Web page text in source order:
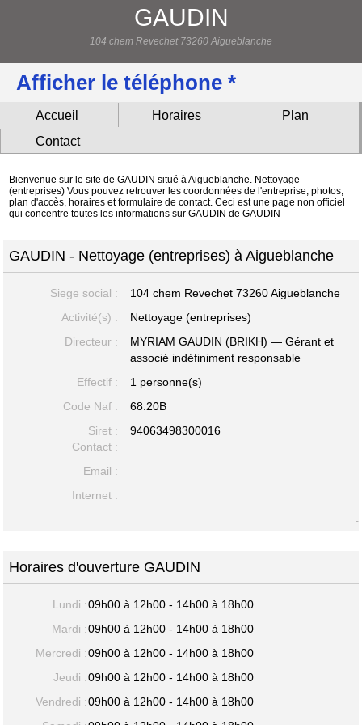
GAUDIN
104 chem Revechet 73260 Aigueblanche
Afficher le téléphone *
Accueil Horaires
Plan
Contact
Bienvenue sur le site de GAUDIN situé à Aigueblanche. Nettoyage
(entreprises) Vous pouvez retrouver les coordonnées de l'entreprise, photos,
plan d'accès, horaires et formulaire de contact. Ceci est une page non officiel
qui concentre toutes les informations sur GAUDIN de GAUDIN
GAUDIN - Nettoyage (entreprises) à Aigueblanche
Siege social : 104 chem Revechet73260 Aigueblanche
Activité(s) :
Nettoyage (entreprises)
Directeur :
MYRIAM GAUDIN (BRIKH) — Gérant et
associé indéfiniment responsable
Effectif :
1 personne(s)
Code Naf :
68.20B
Siret :
94063498300016
Contact :
Email :
Internet :
-
Horaires d'ouverture GAUDIN
Lundi :09h00 à 12h00 - 14h00 à 18h00
Mardi :09h00 à 12h00 - 14h00 à 18h00
Mercredi :09h00 à 12h00 - 14h00 à 18h00
Jeudi :09h00 à 12h00 - 14h00 à 18h00
Vendredi :09h00 à 12h00 - 14h00 à 18h00